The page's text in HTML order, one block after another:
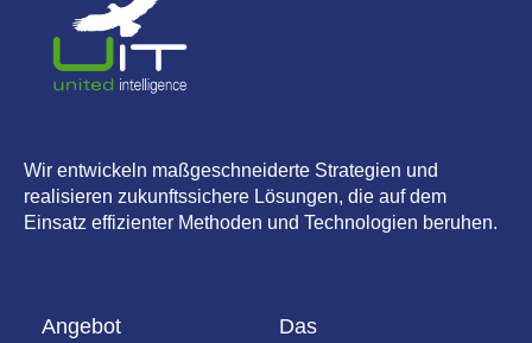
Wir entwickeln maßgeschneiderte Strategien und
realisieren zukunftssichere Lösungen, die auf dem
Einsatz effizienter Methoden und Technologien beruhen.
Angebot
Das